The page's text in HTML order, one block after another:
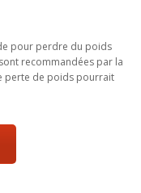
pour perdre du poids
recommandées par la
perte de poids pourrait